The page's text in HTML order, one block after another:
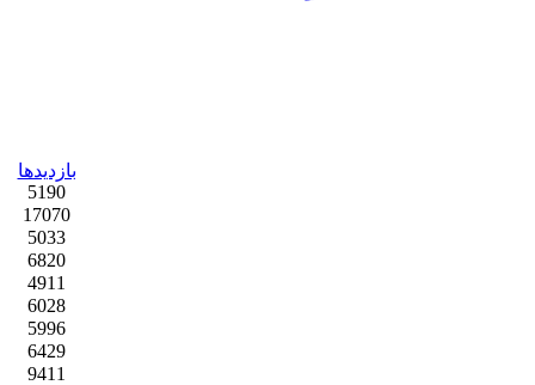
بازدیدها
5190
17070
5033
6820
4911
6028
5996
6429
9411